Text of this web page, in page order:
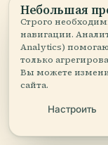
Исследовано и
историческим
и местным
Последняя
Небольшая
Строго
навигации.
Analytics)
только
Вы можете
сайта.
Настроить